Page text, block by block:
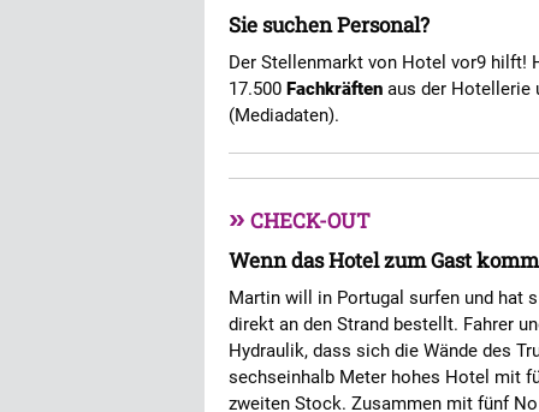
Sie suchen Personal?
Der Stellenmarkt von Hotel vor9 hilft!
17.500 Fachkräften aus der Hotellerie
(Mediadaten).
» CHECK-OUT
Wenn das Hotel zum Gast
Martin will in Portugal surfen und hat
direkt an den Strand bestellt. Fahrer
Hydraulik, dass sich die Wände des
sechseinhalb Meter hohes Hotel mit
zweiten Stock. Zusammen mit fünf